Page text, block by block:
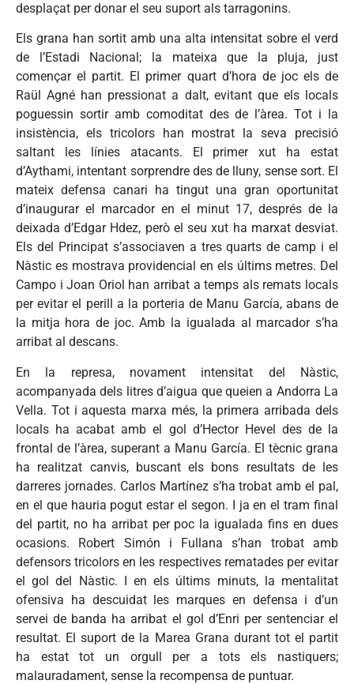
desplaçat per donar el seu suport als tarragonins.
Els grana han sortit amb una alta intensitat sobre el verd
de l’Estadi Nacional; la mateixa que la pluja, just
començar el partit. El primer quart d’hora de joc els de
Raül Agné han pressionat a dalt, evitant que els locals
poguessin sortir amb comoditat des de l’àrea. Tot i la
insistència, els tricolors han mostrat la seva precisió
saltant les línies atacants. El primer xut ha estat
d’Aythami, intentant sorprendre des de lluny, sense sort. El
mateix defensa canari ha tingut una gran oportunitat
d’inaugurar el marcador en el minut 17, després de la
deixada d’Edgar Hdez, però el seu xut ha marxat desviat.
Els del Principat s’associaven a tres quarts de camp i el
Nàstic es mostrava providencial en els últims metres. Del
Campo i Joan Oriol han arribat a temps als remats locals
per evitar el perill a la porteria de Manu García, abans de
la mitja hora de joc. Amb la igualada al marcador s’ha
arribat al descans.
En la represa, novament intensitat del Nàstic,
acompanyada dels litres d’aigua que queien a Andorra La
Vella. Tot i aquesta marxa més, la primera arribada dels
locals ha acabat amb el gol d’Hector Hevel des de la
frontal de l’àrea, superant a Manu García. El tècnic grana
ha realitzat canvis, buscant els bons resultats de les
darreres jornades. Carlos Martínez s’ha trobat amb el pal,
en el que hauria pogut estar el segon. I ja en el tram final
del partit, no ha arribat per poc la igualada fins en dues
ocasions. Robert Simón i Fullana s’han trobat amb
defensors tricolors en les respectives rematades per evitar
el gol del Nàstic. I en els últims minuts, la mentalitat
ofensiva ha descuidat les marques en defensa i d’un
servei de banda ha arribat el gol d’Enri per sentenciar el
resultat. El suport de la Marea Grana durant tot el partit
ha estat tot un orgull per a tots els nastiquers;
malauradament, sense la recompensa de puntuar.